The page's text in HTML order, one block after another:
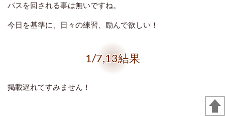
パスを回される事は無いですね。
今日を基準に、日々の練習、励んで欲しい！
1/7,13結果
掲載遅れてすみません！